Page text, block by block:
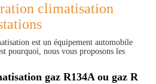
climatisation
est un équipement automobile
pourquoi, nous vous proposons les
gaz R134A ou gaz R